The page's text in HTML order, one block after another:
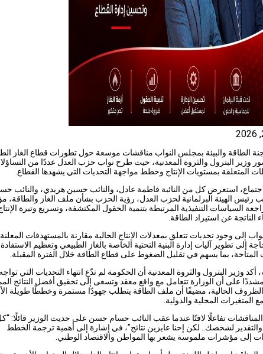
الطاقة والبيئة بمجلس النواب مناقشات موسعة حول تطورات قطاع الغاز
وزير البترول والثروة المعدنية، حيث طرح نواب حزب العدل عددًا من
المتعلقة بمستويات الإنتاج وخطط مواجهة التحديات التي يشهدها القطاع.
استعرض كل من النائبة فاطمة عادل، والنائب حسين هريدي، والنائب
رئيس الهيئة البرلمانية لحزب العدل، رؤية الحزب بشأن ملف الغاز والطاقة،
السياسات التنفيذية المرتبطة بتنمية الحقول المكتشفة، وتسريع وتيرة
الناتجة عن استيراد الطاقة.
إلى وجود تحديات تتعلق بمعدلات الإنتاج الحالية مقارنة بالمستهدفات
إلى تطوير آليات إدارة البنية التحتية الخاصة بالغاز الطبيعي وتعظيم
المتاحة، بما يسهم في تقليل الضغوط على قطاع الطاقة خلال الفترة المقبلة.
أكد وزير البترول والثروة المعدنية أن الحكومة لم تدّعِ انتهاء التحديات التي تواجه
على أن الوزارة تتعامل مع واقع معقد وتسعى إلى تحقيق أفضل النتائج
الحالية، مضيفًا أن ملف الطاقة يتطلب جهودًا مستمرة وخططًا طويلة
المتغيرات المحلية والدولية.
تفاعلًا لافتًا عندما عقب النائب حسام حسن على حديث الوزير قائلًا:
والتقدير لشخصك.. لكن إحنا عايزين نتائج”، في إشارة إلى أهمية ترجمة الخطط
إلى مؤشرات ملموسة يشعر بها المواطن والاقتصاد الوطني.